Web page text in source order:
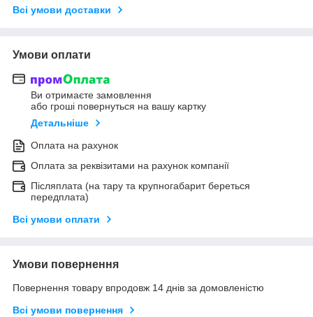
Всі умови доставки
Умови оплати
Ви отримаєте замовлення
або гроші повернуться на вашу картку
Детальніше
Оплата на рахунок
Оплата за реквізитами на рахунок компанії
Післяплата (на тару та крупногабарит береться
передплата)
Всі умови оплати
Умови повернення
Повернення товару впродовж 14 днів за домовленістю
Всі умови повернення